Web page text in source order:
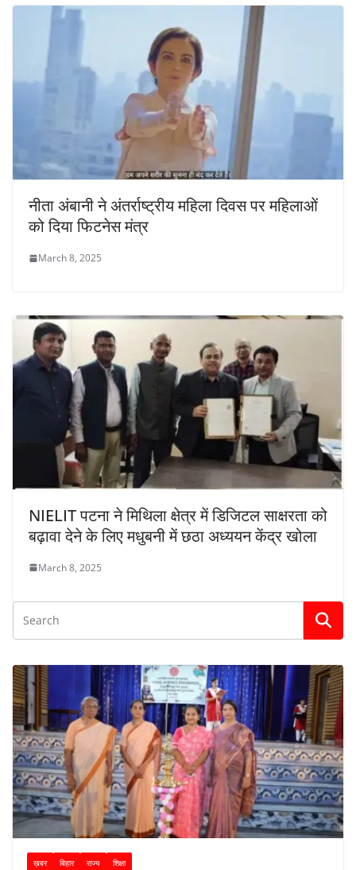
नीता अंबानी ने अंतर्राष्ट्रीय महिला दिवस पर महिलाओं
को दिया फिटनेस मंत्र
March 8, 2025
NIELIT पटना ने मिथिला क्षेत्र में डिजिटल साक्षरता को
बढ़ावा देने के लिए मधुबनी में छठा अध्ययन केंद्र खोला
March 8, 2025
ख़बर बिहार राज्य शिक्षा